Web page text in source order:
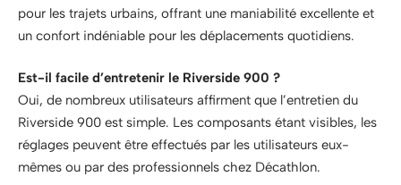
pour les trajets urbains, offrant une maniabilité excellente et
un confort indéniable pour les déplacements quotidiens.
Est-il facile d’entretenir le Riverside 900 ?
Oui, de nombreux utilisateurs affirment que l’entretien du
Riverside 900 est simple. Les composants étant visibles, les
réglages peuvent être effectués par les utilisateurs eux-
mêmes ou par des professionnels chez Décathlon.